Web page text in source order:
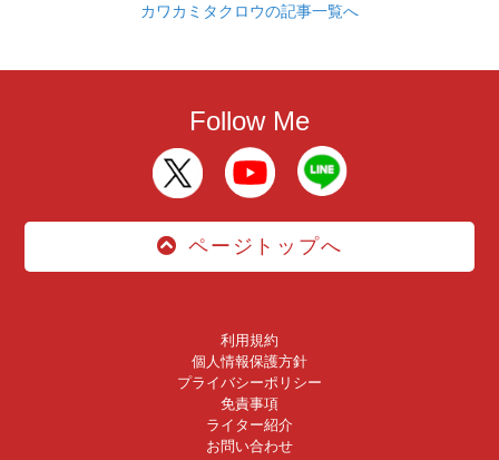
カワカミタクロウの記事一覧へ
Follow Me
ページトップへ
利用規約
個人情報保護方針
プライバシーポリシー
免責事項
ライター紹介
お問い合わせ